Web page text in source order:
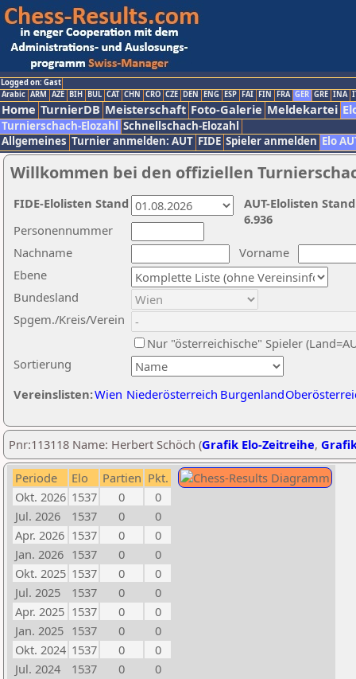
Logged on: Gast
Arabic ARM AZE BIH BUL CAT CHN CRO CZE DEN ENG ESP FAI FIN FRA GER GRE INA
Home TurnierDB Meisterschaft Foto-Galerie Meldekartei
Turnierschach-Elozahl Schnellschach-Elozahl
Allgemeines Turnier anmelden: AUT FIDE Spieler anmelden Elo
Willkommen bei den offiziellen
Nachname
Vorname
Ebene
Sortierung
Personennummer
Bundesland
Spgem./Kreis/Verein
Nur "österreichische" Spieler
Vereinslisten:Wien Niederösterreich Burgenland
AUT-Elolisten
6.936
FIDE-Elolisten Stand
Pnr:113118 Name: Herbert Schöch (Grafik Elo-Zeitreihe,
Periode Elo Partien Pkt.
Okt. 2026 1537 0
0
Jul. 2026
1537 0
0
Apr. 2026 1537 0
0
Jan. 2026 1537 0
0
Okt. 2025 1537 0
0
Jul. 2025
1537 0
0
Apr. 2025 1537 0
0
Jan. 2025 1537 0
0
Okt. 2024 1537 0
0
Jul. 2024
1537 0
0